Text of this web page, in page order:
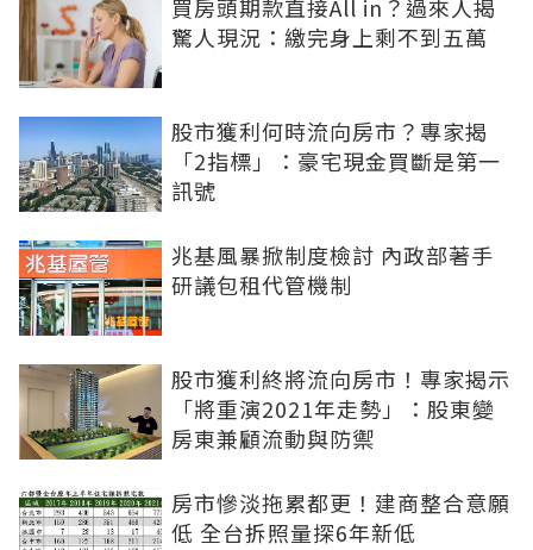
買房頭期款直接All in？過來人揭
驚人現況：繳完身上剩不到五萬
股市獲利何時流向房市？專家揭
「2指標」：豪宅現金買斷是第一
訊號
兆基風暴掀制度檢討 內政部著手
研議包租代管機制
股市獲利終將流向房市！專家揭示
「將重演2021年走勢」：股東變
房東兼顧流動與防禦
房市慘淡拖累都更！建商整合意願
低 全台拆照量探6年新低